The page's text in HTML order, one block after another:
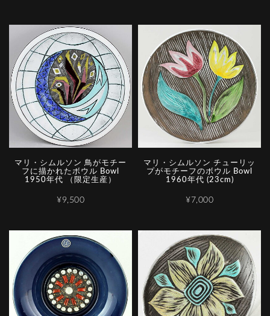
マリ・シムルソン 鳥がモチー
フに描かれたボウル Bowl
1950年代 （限定生産）
¥9,500
マリ・シムルソン チューリッ
プがモチーフのボウル Bowl
1960年代 (23cm)
¥7,000